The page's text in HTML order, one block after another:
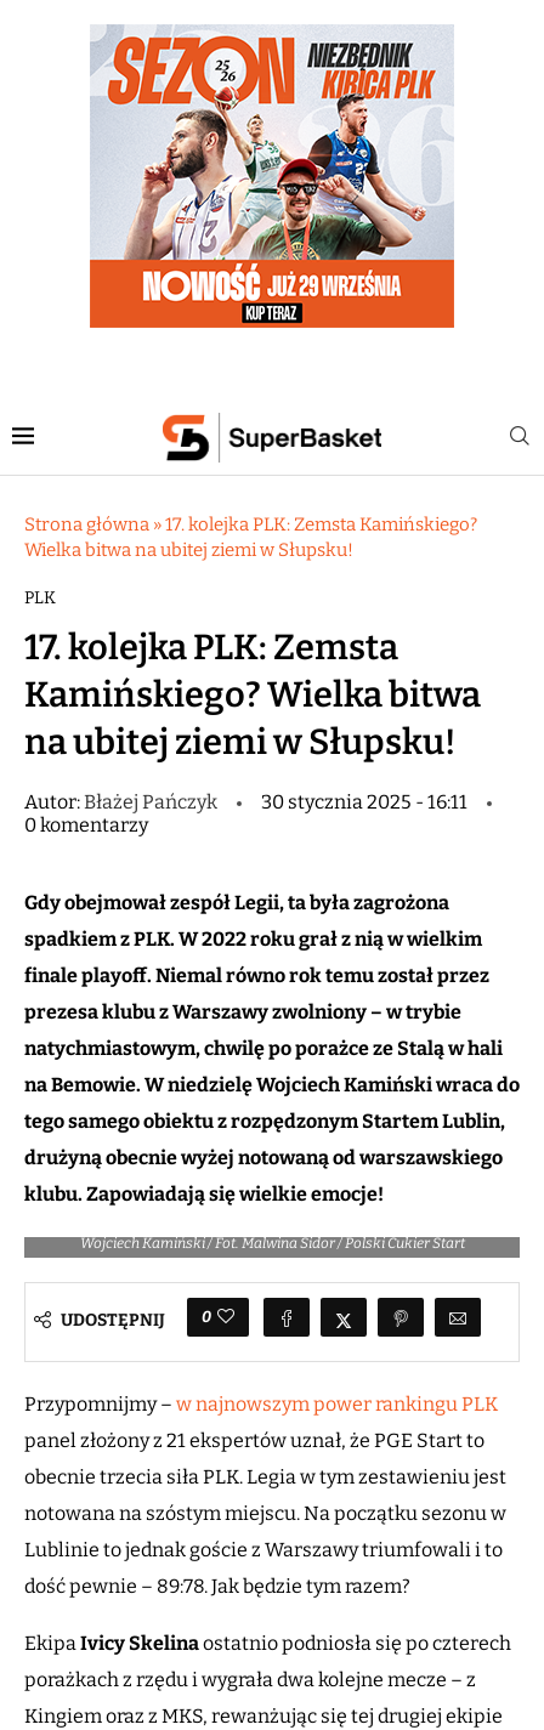
Strona główna »17. kolejka PLK: Zemsta Kamińskiego?
Wielka bitwa na ubitej ziemi w Słupsku!
PLK
17. kolejka PLK: Zemsta
Kamińskiego? Wielka bitwa
na ubitej ziemi w Słupsku!
Autor:Błażej Pańczyk
30 stycznia 2025 - 16:11
0 komentarzy
Gdy obejmował zespół Legii, ta była zagrożona
spadkiem z PLK. W 2022 roku grał z nią w wielkim
finale playoff. Niemal równo rok temu został przez
prezesa klubu z Warszawy zwolniony – w trybie
natychmiastowym, chwilę po porażce ze Stalą w hali
na Bemowie. W niedzielę Wojciech Kamiński wraca do
tego samego obiektu z rozpędzonym Startem Lublin,
drużyną obecnie wyżej notowaną od warszawskiego
klubu. Zapowiadają się wielkie emocje!
Wojciech Kamiński / Fot. Malwina Sidor / Polski Cukier Start
UDOSTĘPNIJ 0
Przypomnijmy – w najnowszym power rankingu PLK
panel złożony z 21 ekspertów uznał, że PGE Start to
obecnie trzecia siła PLK. Legia w tym zestawieniu jest
notowana na szóstym miejscu. Na początku sezonu w
Lublinie to jednak goście z Warszawy triumfowali i to
dość pewnie – 89:78. Jak będzie tym razem?
EkipaIvicy Skelinaostatnio podniosła się po czterech
porażkach z rzędu i wygrała dwa kolejne mecze – z
Kingiem oraz z MKS, rewanżując się tej drugiej ekipie